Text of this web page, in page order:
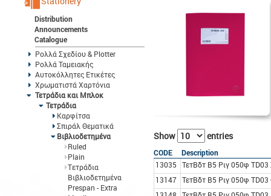
Distribution
Announcements
Catalogue
Ρολλά Σχεδίου & Plotter
Ρολλά Ταμειακής
Αυτοκόλλητες Ετικέτες
Χρωματιστά Χαρτόνια
Τετράδια και Μπλοκ
Τετράδια
Καρφίτσα
Σπιράλ Θεματικά
Βιβλιοδετημένα
Ruled
Plain
Tετράδια
Βιβλιοδετημένα
Prespan - Extra
Show entries
CODE
Description
13035
ΤετΒδτ B5 Ριγ 050φ
13147 ΤετΒδτ B5 Ριγ 050φ